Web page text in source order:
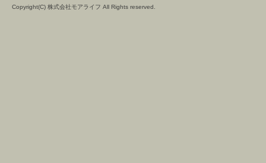
Copyright(C) 株式会社モアライフ All Rights reserved.